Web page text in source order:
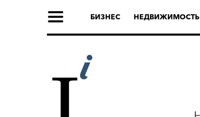
БИЗНЕС НЕДВИЖИМОСТЬ